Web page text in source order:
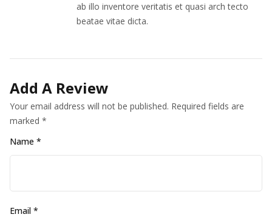
ab illo inventore veritatis et quasi arch tecto
beatae vitae dicta.
Add A Review
Your email address will not be published. Required fields are
marked *
Name *
Email *